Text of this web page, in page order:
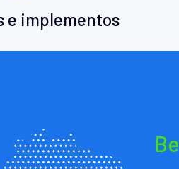
e implementos